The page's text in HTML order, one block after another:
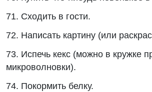
71. Сходить в гости.
72. Написать картину (или
73. Испечь кекс (можно в кружке
микроволновки).
74. Покормить белку.